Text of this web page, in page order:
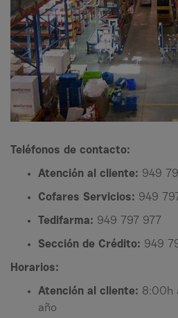
Teléfonos de contacto:
Atención al cliente: 949
Cofares Servicios: 949
Tedifarma: 949 797 977
Sección de Crédito: 949
Horarios:
Atención al cliente: 8:00h
año